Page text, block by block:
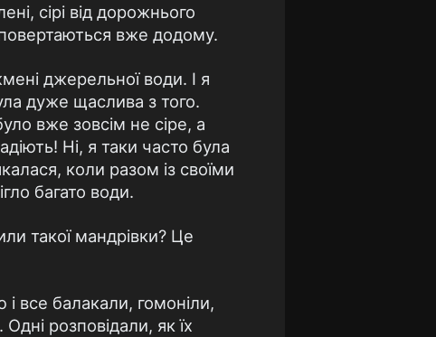
сірі від дорожнього
вже додому.
джерельної води. І я
дуже щаслива з того.
вже зовсім не сіре, а
Ні, я таки часто була
коли разом із своїми
багато води.
такої мандрівки? Це
все балакали, гомоніли,
розповідали, як їх